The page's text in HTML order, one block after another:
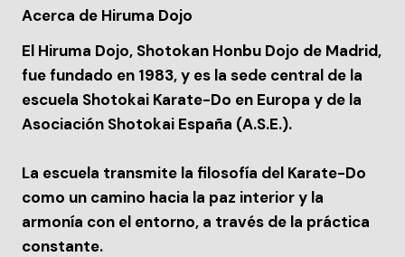
Acerca de Hiruma Dojo
El Hiruma Dojo, Shotokan Honbu Dojo de Madrid,
fue fundado en 1983, y es la sede central de la
escuela Shotokai Karate-Do en Europa y de la
Asociación Shotokai España (A.S.E.).
La escuela transmite la filosofía del Karate-Do
como un camino hacia la paz interior y la
armonía con el entorno, a través de la práctica
constante.